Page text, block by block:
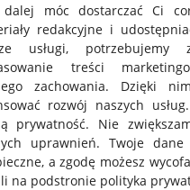
zł
dalej móc dostarczać Ci
redakcyjne i
usługi, potrzebujemy
treści
zachowania. Dzięki
rozwój naszych
prywatność. Nie
uprawnień. Twoje
a zgodę możesz
na podstronie polityka